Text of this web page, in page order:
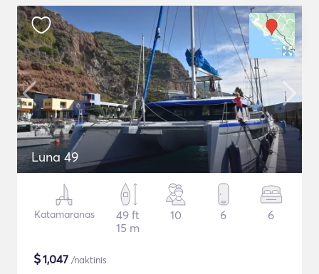
Luna 49
Katamaranas
49 ft
15 m
10 6 6
$1,047 /naktinis